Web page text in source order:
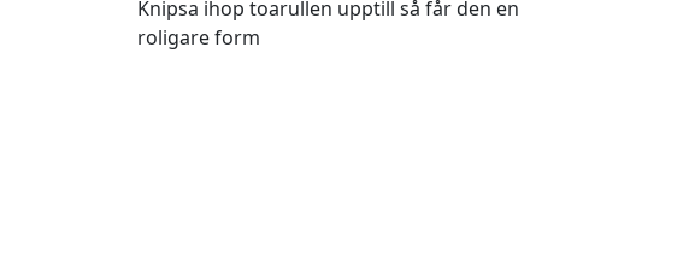
Knipsa ihop toarullen upptill så får den en
roligare form